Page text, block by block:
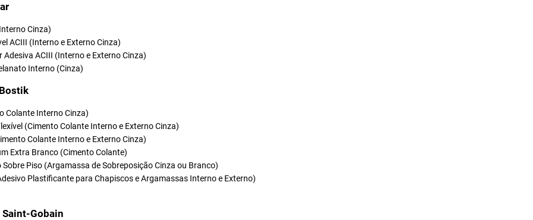
Cinza)
ACIII (Interno e Externo Cinza)
Adesiva ACIII (Interno e Externo Cinza)
Interno (Cinza)
Colante Interno Cinza)
(Cimento Colante Interno e Externo Cinza)
Colante Interno e Externo Cinza)
Extra Branco (Cimento Colante)
Sobre Piso (Argamassa de Sobreposição Cinza ou Branco)
Plastificante para Chapiscos e Argamassas Interno e Externo)
Gobain